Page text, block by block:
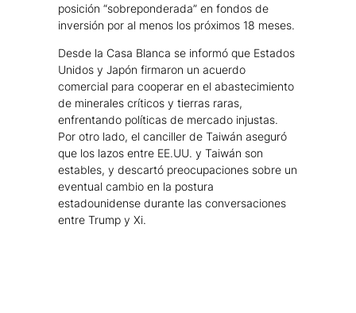
posición “sobreponderada” en fondos de
inversión por al menos los próximos 18 meses.
Desde la Casa Blanca se informó que Estados
Unidos y Japón firmaron un acuerdo
comercial para cooperar en el abastecimiento
de minerales críticos y tierras raras,
enfrentando políticas de mercado injustas.
Por otro lado, el canciller de Taiwán aseguró
que los lazos entre EE.UU. y Taiwán son
estables, y descartó preocupaciones sobre un
eventual cambio en la postura
estadounidense durante las conversaciones
entre Trump y Xi.